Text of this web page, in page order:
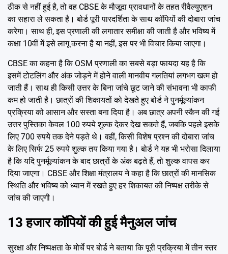
ठीक से नहीं हुई है, तो वह CBSE के मौजूदा प्रावधानों के तहत रीवैल्युएशन
का सहारा ले सकता है। बोर्ड पूरी पारदर्शिता के साथ कॉपियों की दोबारा जांच
करेगा। साथ ही, इस प्रणाली की लगातार समीक्षा की जाती है और भविष्य में
कक्षा 10वीं में इसे लागू करना है या नहीं, इस पर भी विचार किया जाएगा।
CBSE का कहना है कि OSM प्रणाली का सबसे बड़ा फायदा यह है कि
इसमें टोटलिंग और अंक जोड़ने में होने वाली मानवीय गलतियां लगभग खत्म हो
जाती हैं। साथ ही किसी उत्तर के बिना जांचे छूट जाने की संभावना भी काफी
कम हो जाती है। छात्रों की शिकायतों को देखते हुए बोर्ड ने पुनर्मूल्यांकन
प्रक्रिया को आसान और सस्ता बना दिया है। अब छात्र अपनी स्कैन की गई
उत्तर पुस्तिका केवल 100 रुपये शुल्क देकर देख सकते हैं, जबकि पहले इसके
लिए 700 रुपये तक देने पड़ते थे। वहीं, किसी विशेष प्रश्न की दोबारा जांच
के लिए सिर्फ 25 रुपये शुल्क तय किया गया है। बोर्ड ने यह भी भरोसा दिलाया
है कि यदि पुनर्मूल्यांकन के बाद छात्रों के अंक बढ़ते हैं, तो शुल्क वापस कर
दिया जाएगा। CBSE और शिक्षा मंत्रालय ने कहा है कि छात्रों की मानसिक
स्थिति और भविष्य को ध्यान में रखते हुए हर शिकायत की निष्पक्ष तरीके से
जांच की जाएगी।
13 हजार कॉपियों की हुई मैनुअल जांच
सुरक्षा और निष्पक्षता के मोर्चे पर बोर्ड ने बताया कि पूरी प्रक्रिया में तीन स्तर